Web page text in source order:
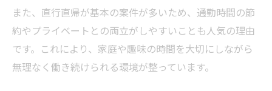
また、直行直帰が基本の案件が多いため、通勤時間の節
約やプライベートとの両立がしやすいことも人気の理由
です。これにより、家庭や趣味の時間を大切にしながら
無理なく働き続けられる環境が整っています。